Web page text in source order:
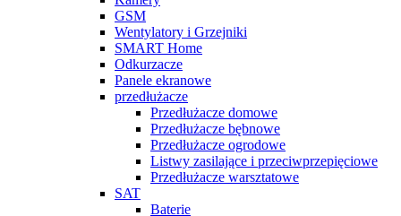
GSM
Wentylatory i Grzejniki
SMART Home
Odkurzacze
Panele ekranowe
przedłużacze
Przedłużacze domowe
Przedłużacze bębnowe
Przedłużacze ogrodowe
Listwy zasilające i przeciwprzepięciowe
Przedłużacze warsztatowe
SAT
Baterie